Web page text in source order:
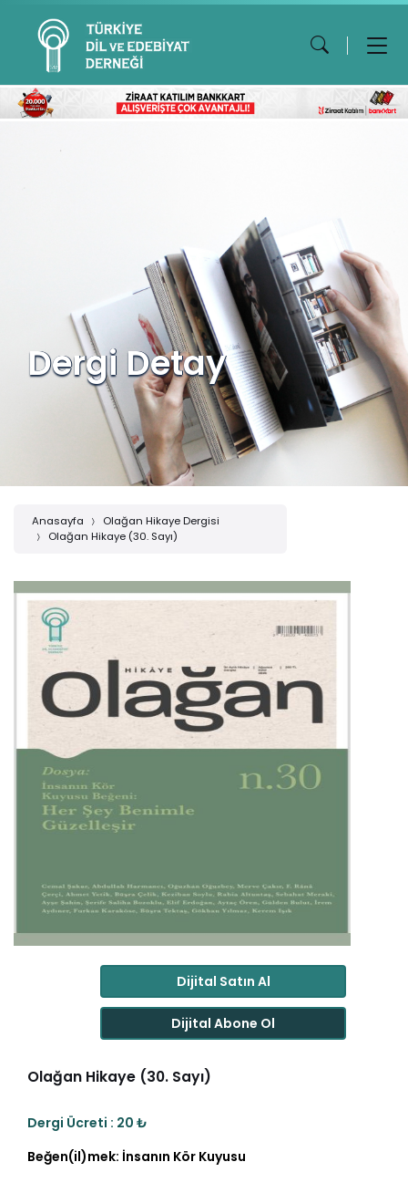
Dergi Detay
Anasayfa
Olağan Hikaye Dergisi
Olağan Hikaye (30. Sayı)
Dijital Satın Al
Dijital Abone Ol
Olağan Hikaye (30. Sayı)
Dergi Ücreti : 20 ₺
Beğen(il)mek: İnsanın Kör Kuyusu